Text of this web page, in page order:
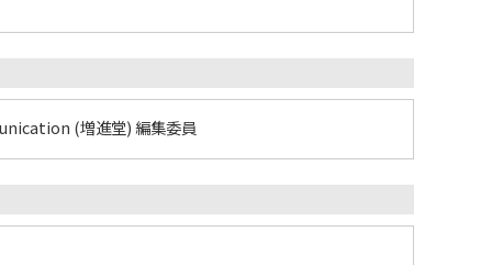
(増進堂) 編集委員